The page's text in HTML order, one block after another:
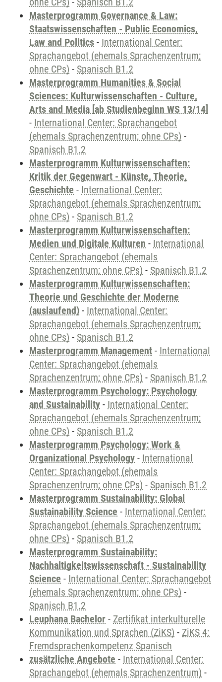
Masterprogramm Governance & Law:
Staatswissenschaften - Public Economics,
Law and Politics - International Center:
Sprachangebot (ehemals Sprachenzentrum;
ohne CPs) - Spanisch B1.2
Masterprogramm Humanities & Social
Sciences: Kulturwissenschaften - Culture,
Arts and Media [ab Studienbeginn WS 13/14]
- International Center: Sprachangebot
(ehemals Sprachenzentrum; ohne CPs) -
Spanisch B1.2
Masterprogramm Kulturwissenschaften:
Kritik der Gegenwart - Künste, Theorie,
Geschichte - International Center:
Sprachangebot (ehemals Sprachenzentrum;
ohne CPs) - Spanisch B1.2
Masterprogramm Kulturwissenschaften:
Medien und Digitale Kulturen - International
Center: Sprachangebot (ehemals
Sprachenzentrum; ohne CPs) - Spanisch B1.2
Masterprogramm Kulturwissenschaften:
Theorie und Geschichte der Moderne
(auslaufend) - International Center:
Sprachangebot (ehemals Sprachenzentrum;
ohne CPs) - Spanisch B1.2
Masterprogramm Management - International
Center: Sprachangebot (ehemals
Sprachenzentrum; ohne CPs) - Spanisch B1.2
Masterprogramm Psychology: Psychology
and Sustainability - International Center:
Sprachangebot (ehemals Sprachenzentrum;
ohne CPs) - Spanisch B1.2
Masterprogramm Psychology: Work &
Organizational Psychology - International
Center: Sprachangebot (ehemals
Sprachenzentrum; ohne CPs) - Spanisch B1.2
Masterprogramm Sustainability: Global
Sustainability Science - International Center:
Sprachangebot (ehemals Sprachenzentrum;
ohne CPs) - Spanisch B1.2
Masterprogramm Sustainability:
Nachhaltigkeitswissenschaft - Sustainability
Science - International Center: Sprachangebot
(ehemals Sprachenzentrum; ohne CPs) -
Spanisch B1.2
Leuphana Bachelor - Zertifikat interkulturelle
Kommunikation und Sprachen (ZiKS) - ZiKS 4:
Fremdsprachenkompetenz Spanisch
zusätzliche Angebote - International Center:
Sprachangebot (ehemals Sprachenzentrum) -